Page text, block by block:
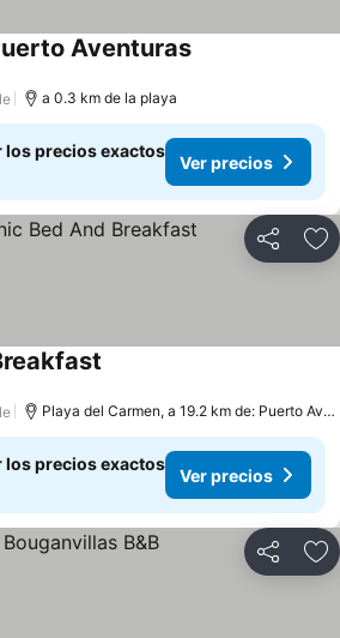
Aventuras
a 0.3 km de la playa
los precios exactos
Ver precios
Compartir
Playa del Carmen, a 19.2 km de: Puerto Aventuras
los precios exactos
Ver precios
Compartir